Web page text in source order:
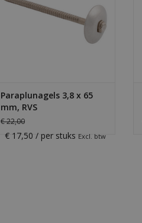
Paraplunagels 3,8 x 65
mm, RVS
€ 22,00
€ 17,50 / per stuks Excl. btw